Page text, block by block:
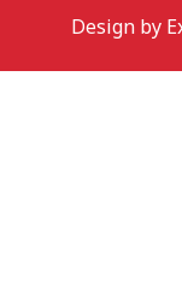
Design by